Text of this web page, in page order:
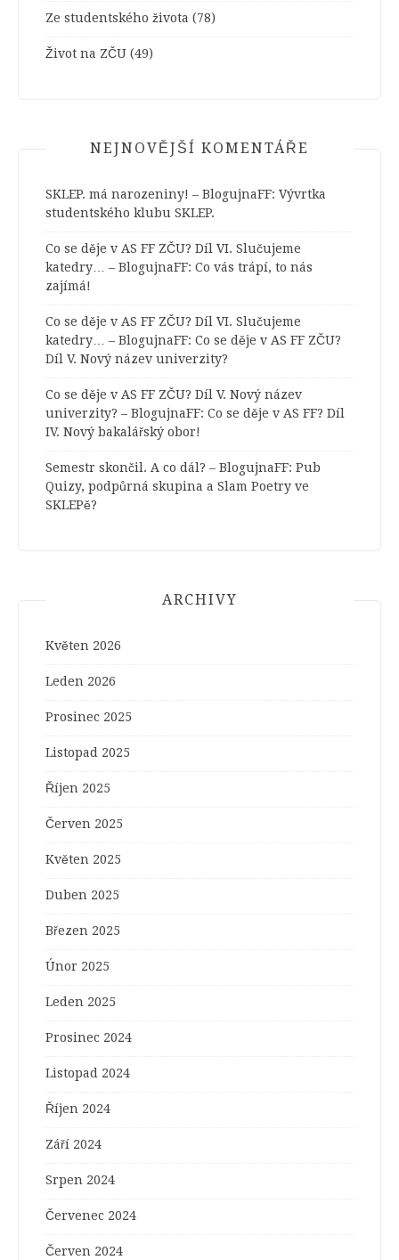
Ze studentského života (78)
Život na ZČU (49)
NEJNOVĚJŠÍ KOMENTÁŘE
SKLEP. má narozeniny! – BlogujnaFF: Vývrtka
studentského klubu SKLEP.
Co se děje v AS FF ZČU? Díl VI. Slučujeme
katedry… – BlogujnaFF: Co vás trápí, to nás
zajímá!
Co se děje v AS FF ZČU? Díl VI. Slučujeme
katedry… – BlogujnaFF: Co se děje v AS FF ZČU?
Díl V. Nový název univerzity?
Co se děje v AS FF ZČU? Díl V. Nový název
univerzity? – BlogujnaFF: Co se děje v AS FF? Díl
IV. Nový bakalářský obor!
Semestr skončil. A co dál? – BlogujnaFF: Pub
Quizy, podpůrná skupina a Slam Poetry ve
SKLEPě?
ARCHIVY
Květen 2026
Leden 2026
Prosinec 2025
Listopad 2025
Říjen 2025
Červen 2025
Květen 2025
Duben 2025
Březen 2025
Únor 2025
Leden 2025
Prosinec 2024
Listopad 2024
Říjen 2024
Září 2024
Srpen 2024
Červenec 2024
Červen 2024